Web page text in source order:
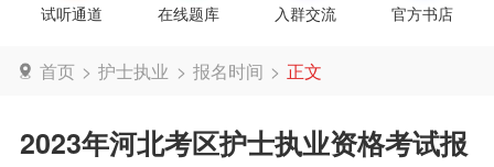
试听通道 在线题库 入群交流 官方书店
首页 > 护士执业 > 报名时间 > 正文
2023年河北考区护士执业资格考试报